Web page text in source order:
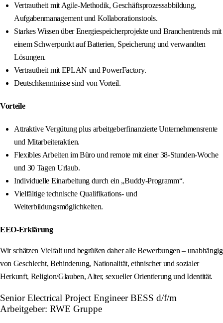
Vertrautheit mit Agile-Methodik, Geschäftsprozessabbildung,
Aufgabenmanagement und Kollaborationstools.
Starkes Wissen über Energiespeicherprojekte und Branchentrends mit
einem Schwerpunkt auf Batterien, Speicherung und verwandten
Lösungen.
Vertrautheit mit EPLAN und PowerFactory.
Deutschkenntnisse sind von Vorteil.
Vorteile
Attraktive Vergütung plus arbeitgeberfinanzierte Unternehmensrente
und Mitarbeiteraktien.
Flexibles Arbeiten im Büro und remote mit einer 38-Stunden-Woche
und 30 Tagen Urlaub.
Individuelle Einarbeitung durch ein „Buddy-Programm“.
Vielfältige technische Qualifikations- und
Weiterbildungsmöglichkeiten.
EEO-Erklärung
Wir schätzen Vielfalt und begrüßen daher alle Bewerbungen – unabhängig
von Geschlecht, Behinderung, Nationalität, ethnischer und sozialer
Herkunft, Religion/Glauben, Alter, sexueller Orientierung und Identität.
Senior Electrical Project Engineer BESS d/f/m
Arbeitgeber: RWE Gruppe